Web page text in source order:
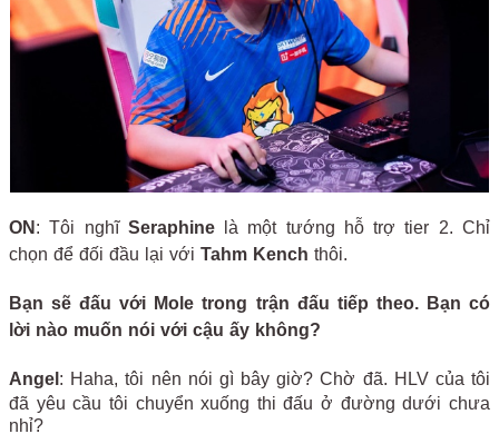
ON : Tôi nghĩ Seraphinelà một tướng hỗ trợ tier 2. Chỉ
chọn để đối đầu lại với Tahm Kench thôi.
Bạn sẽ đấu với Mole trong trận đấu tiếp theo. Bạn có
lời nào muốn nói với cậu ấy không?
Angel : Haha, tôi nên nói gì bây giờ? Chờ đã. HLV của tôi
đã yêu cầu tôi chuyển xuống thi đấu ở đường dưới chưa
nhỉ?